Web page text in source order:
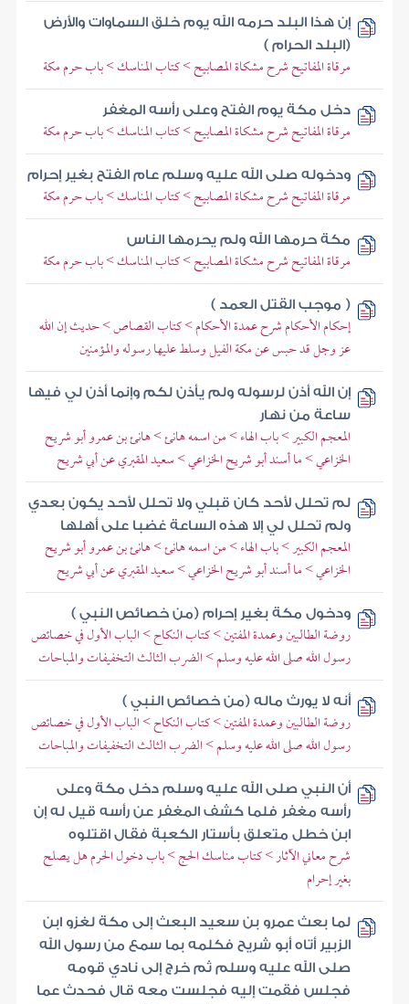
إن هذا البلد حرمه الله يوم خلق السماوات والأرض
(البلد الحرام )
مرقاة المفاتيح شرح مشكاة المصابيح > كتاب المناسك > باب حرم مكة
دخل مكة يوم الفتح وعلى رأسه المغفر
مرقاة المفاتيح شرح مشكاة المصابيح > كتاب المناسك > باب حرم مكة
ودخوله صلى الله عليه وسلم عام الفتح بغير إحرام
مرقاة المفاتيح شرح مشكاة المصابيح > كتاب المناسك > باب حرم مكة
مكة حرمها الله ولم يحرمها الناس
مرقاة المفاتيح شرح مشكاة المصابيح > كتاب المناسك > باب حرم مكة
( موجب القتل العمد )
إحكام الأحكام شرح عمدة الأحكام > كتاب القصاص > حديث إن الله
عز وجل قد حبس عن مكة الفيل وسلط عليها رسوله والمؤمنين
إن الله أذن لرسوله ولم يأذن لكم وإنما أذن لي فيها
ساعة من نهار
المعجم الكبير > باب الهاء > من اسمه هانئ > هانئ بن عمرو أبو شريح
الخزاعي > ما أسند أبو شريح الخزاعي > سعيد المقبري عن أبي شريح
لم تحلل لأحد كان قبلي ولا تحلل لأحد يكون بعدي
ولم تحلل لي إلا هذه الساعة غضبا على أهلها
المعجم الكبير > باب الهاء > من اسمه هانئ > هانئ بن عمرو أبو شريح
الخزاعي > ما أسند أبو شريح الخزاعي > سعيد المقبري عن أبي شريح
ودخول مكة بغير إحرام (من خصائص النبي )
روضة الطالبين وعمدة المفتين > كتاب النكاح > الباب الأول في خصائص
رسول الله صلى الله عليه وسلم > الضرب الثالث التخفيفات والمباحات
أنه لا يورث ماله (من خصائص النبي )
روضة الطالبين وعمدة المفتين > كتاب النكاح > الباب الأول في خصائص
رسول الله صلى الله عليه وسلم > الضرب الثالث التخفيفات والمباحات
أن النبي صلى الله عليه وسلم دخل مكة وعلى
رأسه مغفر فلما كشف المغفر عن رأسه قيل له إن
ابن خطل متعلق بأستار الكعبة فقال اقتلوه
شرح معاني الآثار > كتاب مناسك الحج > باب دخول الحرم هل يصلح
بغير إحرام
لما بعث عمرو بن سعيد البعث إلى مكة لغزو ابن
الزبير أتاه أبو شريح فكلمه بما سمع من رسول الله
صلى الله عليه وسلم ثم خرج إلى نادي قومه
فجلس فقمت إليه فجلست معه قال فحدث عما